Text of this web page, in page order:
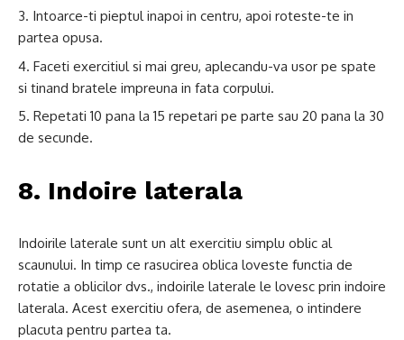
Intoarce-ti pieptul inapoi in centru, apoi roteste-te in
partea opusa.
Faceti exercitiul si mai greu, aplecandu-va usor pe spate
si tinand bratele impreuna in fata corpului.
Repetati 10 pana la 15 repetari pe parte sau 20 pana la 30
de secunde.
8. Indoire laterala
Indoirile laterale sunt un alt exercitiu simplu oblic al
scaunului. In timp ce rasucirea oblica loveste functia de
rotatie a oblicilor dvs., indoirile laterale le lovesc prin indoire
laterala. Acest exercitiu ofera, de asemenea, o intindere
placuta pentru partea ta.